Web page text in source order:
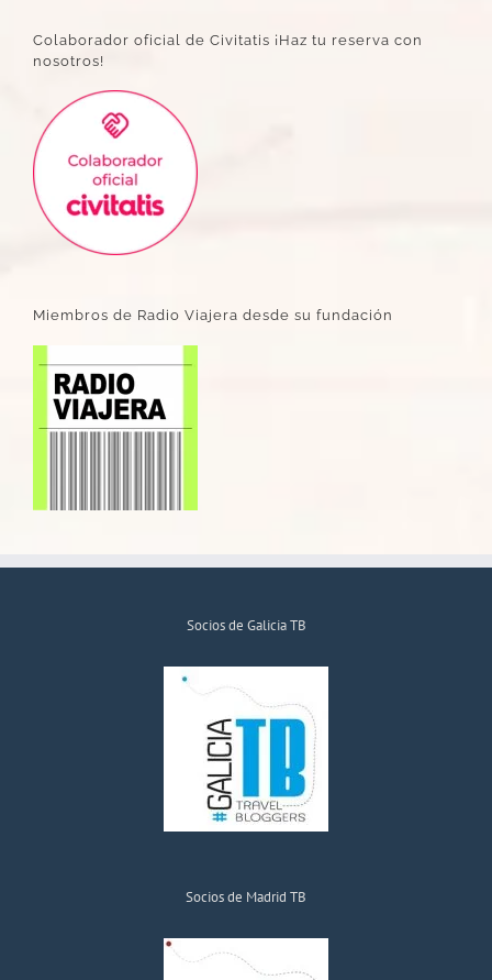
Colaborador oficial de Civitatis ¡Haz tu reserva con
nosotros!
Miembros de Radio Viajera desde su fundación
Socios de Galicia TB
Socios de Madrid TB